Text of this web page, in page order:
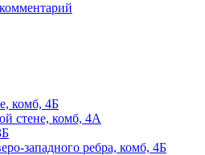
комб, 4Б
стене, комб, 4А
западного ребра, комб, 4Б